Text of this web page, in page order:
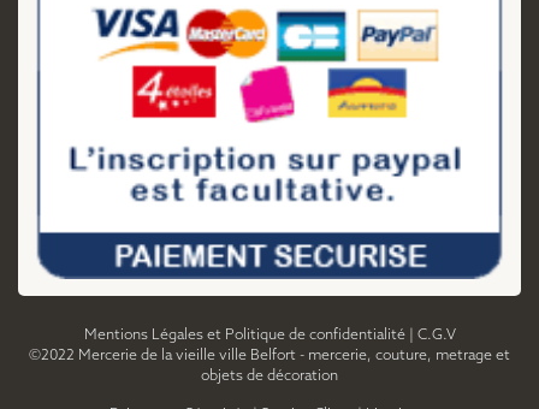
Mentions Légales et Politique de confidentialité| C.G.V
©2022 Mercerie de la vieille ville Belfort - mercerie, couture, metrage et
objets de décoration